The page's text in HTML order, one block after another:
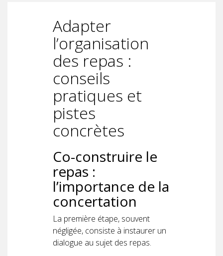
Adapter
l’organisation
des repas :
conseils
pratiques et
pistes
concrètes
Co-construire le
repas :
l’importance de la
concertation
La première étape, souvent
négligée, consiste à instaurer un
dialogue au sujet des repas.